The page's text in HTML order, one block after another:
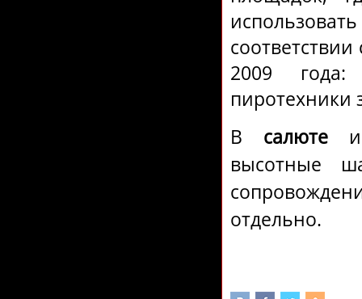
2009
пиротехники
В салюте
высотные
отдельно.